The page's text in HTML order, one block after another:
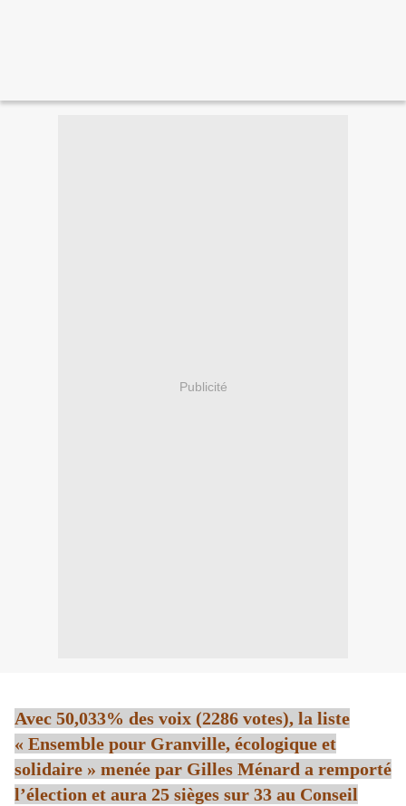
Publicité
Avec 50,033% des voix (2286 votes), la liste
« Ensemble pour Granville, écologique et
solidaire » menée par Gilles Ménard a remporté
l’élection et aura 25 sièges sur 33 au Conseil